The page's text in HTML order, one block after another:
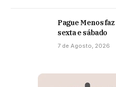
Pague Menos
sexta e sábado
7 de Agosto, 2026